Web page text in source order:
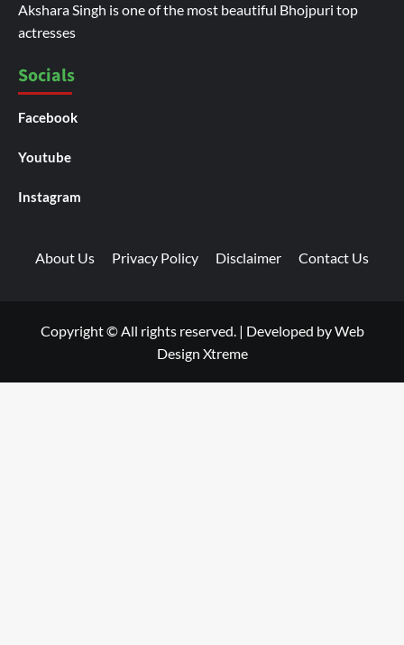
Akshara Singh is one of the most beautiful Bhojpuri top
actresses
Socials
Facebook
Youtube
Instagram
About Us Privacy Policy Disclaimer Contact Us
Copyright © All rights reserved. | Developed byWeb
Design Xtreme